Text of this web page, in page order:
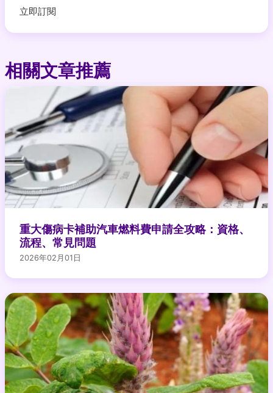
立即訂閱
相關文章推薦
重大傷病卡補助汽車燃料費申請全攻略：資格、
流程、常見問題
2026年02月01日